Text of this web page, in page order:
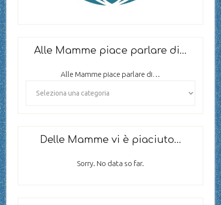
Alle Mamme piace parlare di…
Alle Mamme piace parlare di…
Delle Mamme vi è piaciuto…
Sorry. No data so far.